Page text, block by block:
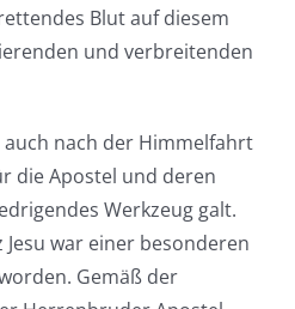
Blut auf diesem
und verbreitenden
auch nach der Himmelfahrt
die Apostel und deren
Werkzeug galt.
war einer besonderen
Gemäß der